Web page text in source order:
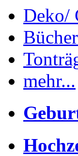
Deko/
mehr...